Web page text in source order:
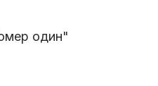
один"